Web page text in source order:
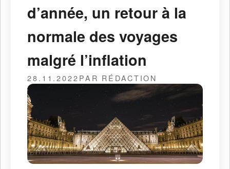
d’année, un retour à la
normale des voyages
malgré l’inflation
28.11.2022PAR RÉDACTION